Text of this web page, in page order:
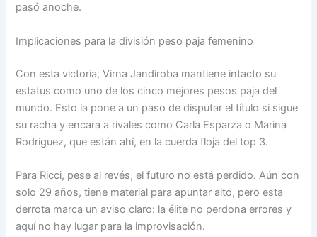
pasó anoche.
Implicaciones para la división peso paja femenino
Con esta victoria, Virna Jandiroba mantiene intacto su
estatus como uno de los cinco mejores pesos paja del
mundo. Esto la pone a un paso de disputar el título si sigue
su racha y encara a rivales como Carla Esparza o Marina
Rodriguez, que están ahí, en la cuerda floja del top 3.
Para Ricci, pese al revés, el futuro no está perdido. Aún con
solo 29 años, tiene material para apuntar alto, pero esta
derrota marca un aviso claro: la élite no perdona errores y
aquí no hay lugar para la improvisación.